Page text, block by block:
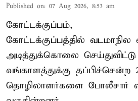
Published on: 07 Aug 2026, 8:53 am
கோட்டக்குப்பம்,
கோட்டக்குப்பத்தில் வடமாநில
அடித்துக்கொலை செய்துவிட்டு
வங்காளத்துக்கு தப்பிச்சென்ற
தொழிலாளர்களை போலீசார்